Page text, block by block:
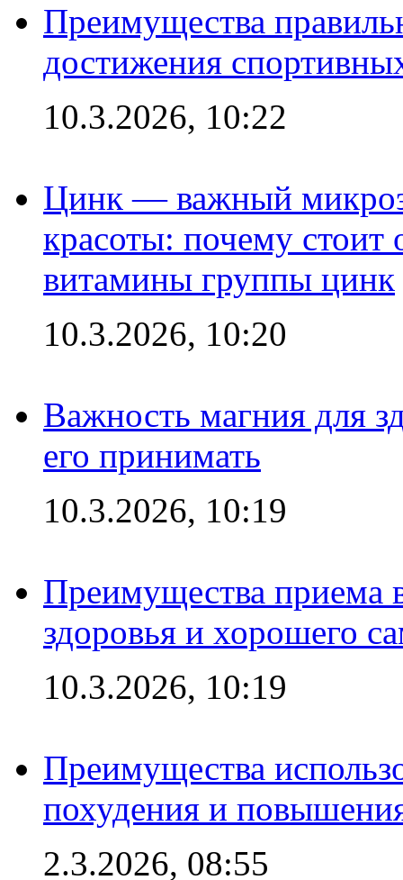
Преимущества
достижения
10.3.2026, 10:22
Цинк — важный
красоты: почему стоит
витамины группы цинк
10.3.2026, 10:20
Важность магния для
его принимать
10.3.2026, 10:19
Преимущества приема
здоровья и хорошего
10.3.2026, 10:19
Преимущества
похудения и
2.3.2026, 08:55